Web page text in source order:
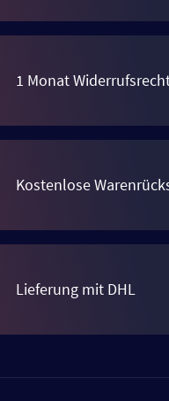
1 Monat
Kostenlose
Lieferung mit DHL